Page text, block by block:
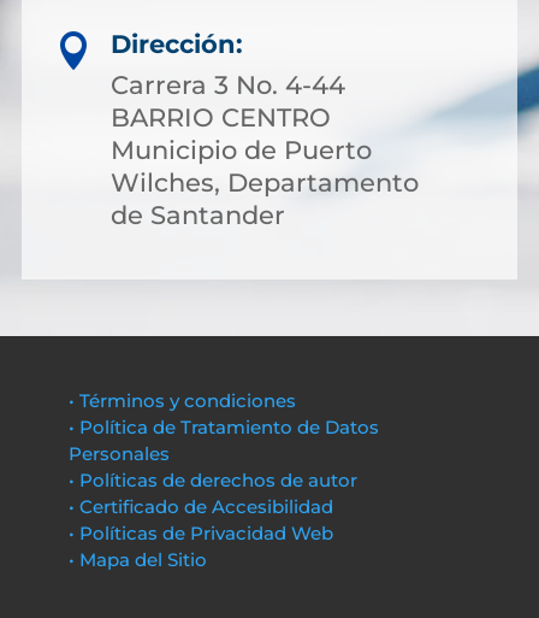

Dirección:
Carrera 3 No. 4-44
BARRIO CENTRO
Municipio de Puerto
Wilches, Departamento
de Santander
• Términos y condiciones
• Política de Tratamiento de Datos
Personales
• Políticas de derechos de autor
• Certificado de Accesibilidad
• Políticas de Privacidad Web
• Mapa del Sitio